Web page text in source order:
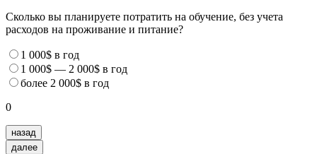
Сколько вы планируете потратить на обучение, без учета
расходов на проживание и питание?
1 000$ в год
1 000$ — 2 000$ в год
более 2 000$ в год
0
назад
далее